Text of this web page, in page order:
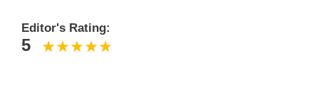
Editor's Rating:
5